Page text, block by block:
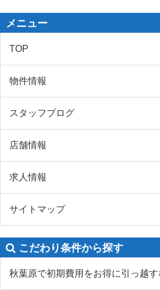
メニュー
TOP
物件情報
スタッフブログ
店舗情報
求人情報
サイトマップ
こだわり条件から探す
秋葉原で初期費用をお得に引っ越